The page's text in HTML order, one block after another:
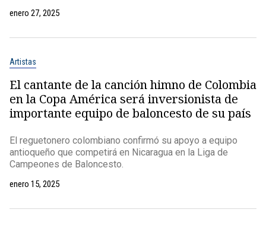
enero 27, 2025
Artistas
El cantante de la canción himno de Colombia
en la Copa América será inversionista de
importante equipo de baloncesto de su país
El reguetonero colombiano confirmó su apoyo a equipo
antioqueño que competirá en Nicaragua en la Liga de
Campeones de Baloncesto.
enero 15, 2025